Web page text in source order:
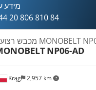
מידע
20 806 810 84
Krąg 2,957 km
NP06-AD